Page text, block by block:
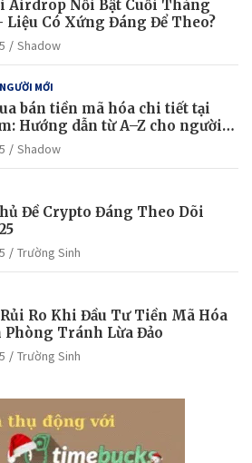
Airdrop Nổi Bật Cuối Tháng
Liệu Có Xứng Đáng Để Theo?
Shadow
MỚI
bán tiền mã hóa chi tiết tại
Hướng dẫn từ A–Z cho người
Shadow
Đề Crypto Đáng Theo Dõi
Trường Sinh
Ro Khi Đầu Tư Tiền Mã Hóa
Phòng Tránh Lừa Đảo
Trường Sinh